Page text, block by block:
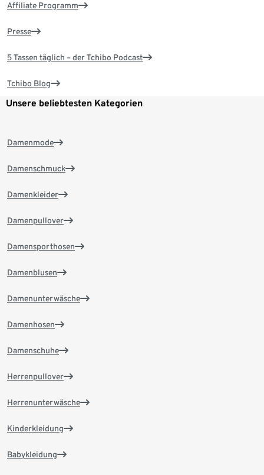
Affiliate Programm
Presse
5 Tassen täglich – der Tchibo Podcast
Tchibo Blog
Unsere beliebtesten Kategorien
Damenmode
Damenschmuck
Damenkleider
Damenpullover
Damensporthosen
Damenblusen
Damenunterwäsche
Damenhosen
Damenschuhe
Herrenpullover
Herrenunterwäsche
Kinderkleidung
Babykleidung